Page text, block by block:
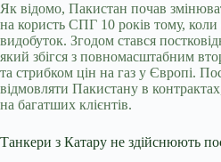
Як відомо, Пакистан почав
на користь СПГ 10 років тому, коли
видобуток. Згодом стався
який збігся з повномасштабним
та стрибком цін на газ у Європі.
відмовляти Пакистану в
на багатших клієнтів.
Танкери з Катару не здійснюють